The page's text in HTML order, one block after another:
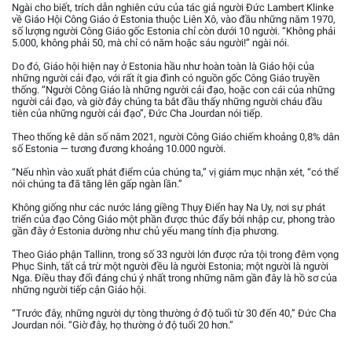
Ngài cho biết, trích dẫn nghiên cứu của tác giả người Đức Lambert Klinke
về Giáo Hội Công Giáo ở Estonia thuộc Liên Xô, vào đầu những năm 1970,
số lượng người Công Giáo gốc Estonia chỉ còn dưới 10 người. “Không phải
5.000, không phải 50, mà chỉ có năm hoặc sáu người!” ngài nói.
Do đó, Giáo hội hiện nay ở Estonia hầu như hoàn toàn là Giáo hội của
những người cải đạo, với rất ít gia đình có nguồn gốc Công Giáo truyền
thống. “Người Công Giáo là những người cải đạo, hoặc con cái của những
người cải đạo, và giờ đây chúng ta bắt đầu thấy những người cháu đầu
tiên của những người cải đạo”, Đức Cha Jourdan nói tiếp.
Theo thống kê dân số năm 2021, người Công Giáo chiếm khoảng 0,8% dân
số Estonia — tương đương khoảng 10.000 người.
“Nếu nhìn vào xuất phát điểm của chúng ta,” vị giám mục nhận xét, “có thể
nói chúng ta đã tăng lên gấp ngàn lần.”
Không giống như các nước láng giềng Thụy Điển hay Na Uy, nơi sự phát
triển của đạo Công Giáo một phần được thúc đẩy bởi nhập cư, phong trào
gần đây ở Estonia dường như chủ yếu mang tính địa phương.
Theo Giáo phận Tallinn, trong số 33 người lớn được rửa tội trong đêm vọng
Phục Sinh, tất cả trừ một người đều là người Estonia; một người là người
Nga. Điều thay đổi đáng chú ý nhất trong những năm gần đây là hồ sơ của
những người tiếp cận Giáo hội.
“Trước đây, những người dự tòng thường ở độ tuổi từ 30 đến 40,” Đức Cha
Jourdan nói. “Giờ đây, họ thường ở độ tuổi 20 hơn.”